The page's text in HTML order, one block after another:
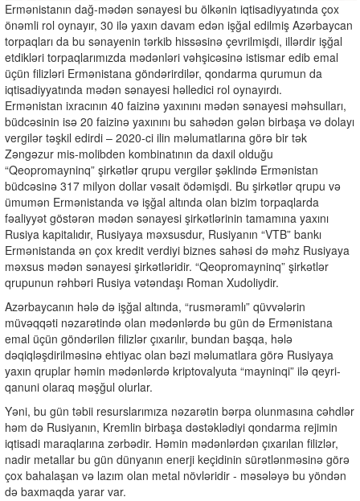
Ermənistanın dağ-mədən sənayesi bu ölkənin iqtisadiyyatında çox
önəmli rol oynayır, 30 ilə yaxın davam edən işğal edilmiş Azərbaycan
torpaqları da bu sənayenin tərkib hissəsinə çevrilmişdi, illərdir işğal
etdikləri torpaqlarımızda mədənləri vəhşicəsinə istismar edib emal
üçün filizləri Ermənistana göndərirdilər, qondarma qurumun da
iqtisadiyyatında mədən sənayesi həlledici rol oynayırdı.
Ermənistan ixracının 40 faizinə yaxınını mədən sənayesi məhsulları,
büdcəsinin isə 20 faizinə yaxınını bu sahədən gələn birbaşa və dolayı
vergilər təşkil edirdi – 2020-ci ilin məlumatlarına görə bir tək
Zəngəzur mis-molibden kombinatının da daxil olduğu
“Qeopromayninq” şirkətlər qrupu vergilər şəklində Ermənistan
büdcəsinə 317 milyon dollar vəsait ödəmişdi. Bu şirkətlər qrupu və
ümumən Ermənistanda və işğal altında olan bizim torpaqlarda
fəaliyyət göstərən mədən sənayesi şirkətlərinin tamamına yaxını
Rusiya kapitalıdır, Rusiyaya məxsusdur, Rusiyanın “VTB” bankı
Ermənistanda ən çox kredit verdiyi biznes sahəsi də məhz Rusiyaya
məxsus mədən sənayesi şirkətləridir. “Qeopromayninq” şirkətlər
qrupunun rəhbəri Rusiya vətəndaşı Roman Xudoliydir.
Azərbaycanın hələ də işğal altında, “rusməramlı” qüvvələrin
müvəqqəti nəzarətində olan mədənlərdə bu gün də Ermənistana
emal üçün göndərilən filizlər çıxarılır, bundan başqa, hələ
dəqiqləşdirilməsinə ehtiyac olan bəzi məlumatlara görə Rusiyaya
yaxın qruplar həmin mədənlərdə kriptovalyuta “mayninqi” ilə qeyri-
qanuni olaraq məşğul olurlar.
Yəni, bu gün təbii resurslarımıza nəzarətin bərpa olunmasına cəhdlər
həm də Rusiyanın, Kremlin birbaşa dəstəklədiyi qondarma rejimin
iqtisadi maraqlarına zərbədir. Həmin mədənlərdən çıxarılan filizlər,
nadir metallar bu gün dünyanın enerji keçidinin sürətlənməsinə görə
çox bahalaşan və lazım olan metal növləridir - məsələyə bu yöndən
də baxmaqda yarar var.